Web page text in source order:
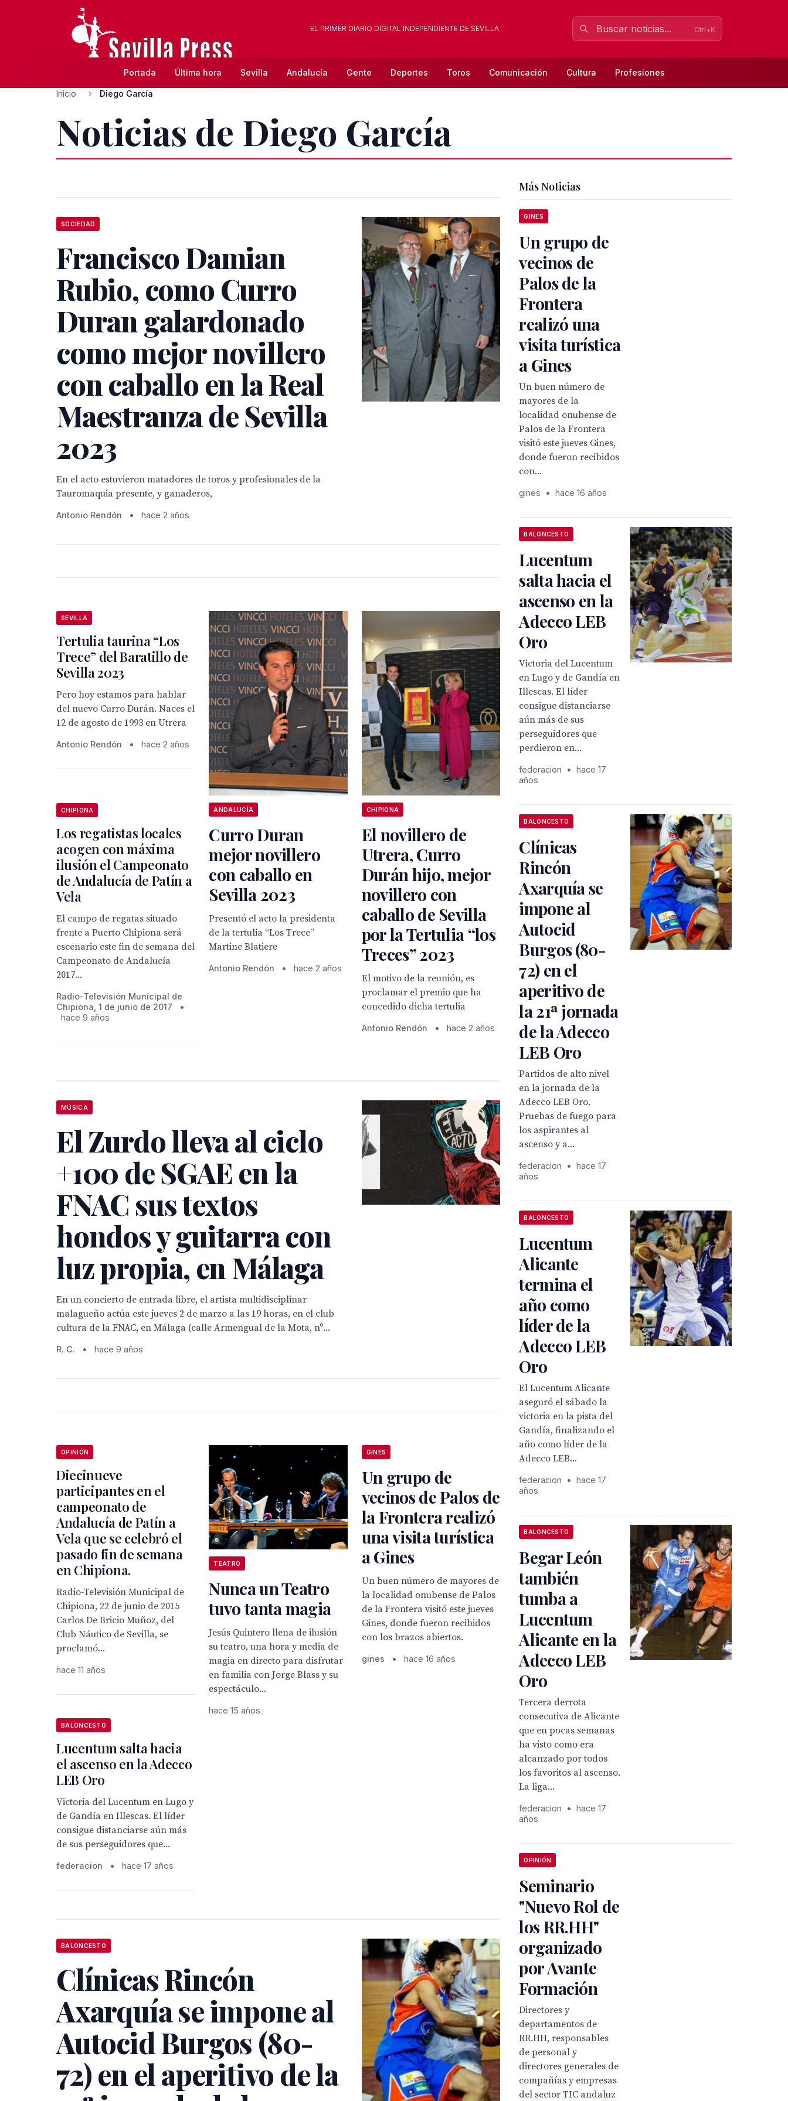
EL PRIMER DIARIO DIGITAL INDEPENDIENTE DE SEVILLA Ctrl+K
Portada Última hora Sevilla Andalucía Gente Deportes Toros Comunicación Cultura Profesiones
Inicio Diego García
Noticias de Diego García
SOCIEDAD
Francisco Damian
Rubio, como Curro
Duran galardonado
como mejor novillero
con caballo en la Real
Maestranza de Sevilla
2023
En el acto estuvieron matadores de toros y profesionales de la
Tauromaquia presente, y ganaderos,
Antonio Rendón • hace 2 años
SEVILLA
Tertulia taurina “Los
Trece” del Baratillo de
Sevilla 2023
Pero hoy estamos para hablar
del nuevo Curro Durán. Naces el
12 de agosto de 1993 en Utrera
Antonio Rendón • hace 2 años
ANDALUCÍA
Curro Duran
mejor novillero
con caballo en
Sevilla 2023
Presentó el acto la presidenta
de la tertulia “Los Trece”
Martine Blatiere
Antonio Rendón • hace 2 años
CHIPIONA
El novillero de
Utrera, Curro
Durán hijo, mejor
novillero con
caballo de Sevilla
por la Tertulia “los
Treces” 2023
El motivo de la reunión, es
proclamar el premio que ha
concedido dicha tertulia
Antonio Rendón • hace 2 años
CHIPIONA
Los regatistas locales
acogen con máxima
ilusión el Campeonato
de Andalucía de Patín a
Vela
El campo de regatas situado
frente a Puerto Chipiona será
escenario este fin de semana del
Campeonato de Andalucía
2017...
Radio-Televisión Municipal de
Chipiona, 1 de junio de 2017
•
hace 9 años
MÚSICA
El Zurdo lleva al ciclo
+100 de SGAE en la
FNAC sus textos
hondos y guitarra con
luz propia, en Málaga
En un concierto de entrada libre, el artista multidisciplinar
malagueño actúa este jueves 2 de marzo a las 19 horas, en el club
cultura de la FNAC, en Málaga (calle Armengual de la Mota, nº...
R. C. • hace 9 años
OPINIÓN
Diecinueve
participantes en el
campeonato de
Andalucía de Patín a
Vela que se celebró el
pasado fin de semana
en Chipiona.
Radio-Televisión Municipal de
Chipiona, 22 de junio de 2015
Carlos De Bricio Muñoz, del
Club Náutico de Sevilla, se
proclamó...
hace 11 años
TEATRO
Nunca un Teatro
tuvo tanta magia
Jesús Quintero llena de ilusión
su teatro, una hora y media de
magia en directo para disfrutar
en familia con Jorge Blass y su
espectáculo...
hace 15 años
GINES
Un grupo de
vecinos de Palos de
la Frontera realizó
una visita turística
a Gines
Un buen número de mayores de
la localidad onubense de Palos
de la Frontera visitó este jueves
Gines, donde fueron recibidos
con los brazos abiertos.
gines • hace 16 años
BALONCESTO
Lucentum salta hacia
el ascenso en la Adecco
LEB Oro
Victoria del Lucentum en Lugo y
de Gandía en Illescas. El líder
consigue distanciarse aún más
de sus perseguidores que...
federacion • hace 17 años
BALONCESTO
Clínicas Rincón
Axarquía se impone al
Autocid Burgos (80-
72) en el aperitivo de la
Más Noticias
GINES
Un grupo de
vecinos de
Palos de la
Frontera
realizó una
visita turística
a Gines
Un buen número de
mayores de la
localidad onubense de
Palos de la Frontera
visitó este jueves Gines,
donde fueron recibidos
con...
gines • hace 16 años
BALONCESTO
Lucentum
salta hacia el
ascenso en la
Adecco LEB
Oro
Victoria del Lucentum
en Lugo y de Gandía en
Illescas. El líder
consigue distanciarse
aún más de sus
perseguidores que
perdieron en...
federacion •
hace 17
años
BALONCESTO
Clínicas
Rincón
Axarquía se
impone al
Autocid
Burgos (80-
72) en el
aperitivo de
la 21ª jornada
de la Adecco
LEB Oro
Partidos de alto nivel
en la jornada de la
Adecco LEB Oro.
Pruebas de fuego para
los aspirantes al
ascenso y a...
federacion •
hace 17
años
BALONCESTO
Lucentum
Alicante
termina el
año como
líder de la
Adecco LEB
Oro
El Lucentum Alicante
aseguró el sábado la
victoria en la pista del
Gandía, finalizando el
año como líder de la
Adecco LEB...
federacion •
hace 17
años
BALONCESTO
Begar León
también
tumba a
Lucentum
Alicante en la
Adecco LEB
Oro
Tercera derrota
consecutiva de Alicante
que en pocas semanas
ha visto como era
alcanzado por todos
los favoritos al ascenso.
La liga...
federacion •
hace 17
años
OPINIÓN
Seminario
"Nuevo Rol de
los RR.HH"
organizado
por Avante
Formación
Directores y
departamentos de
RR.HH, responsables
de personal y
directores generales de
compañías y empresas
del sector TIC andaluz